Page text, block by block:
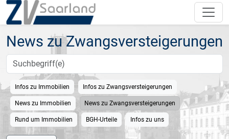
News zu Zwangsversteigerungen
Infos zu Immobilien Infos zu Zwangsversteigerungen
News zu Immobilien News zu Zwangsversteigerungen
Rund um Immobilien BGH-Urteile Infos zu uns